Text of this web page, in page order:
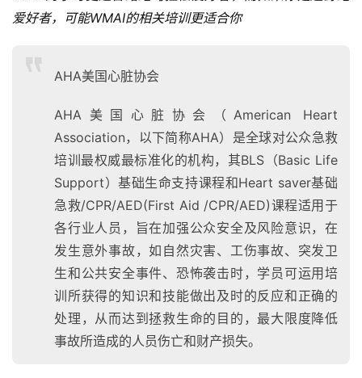
爱好者，可能WMAI的相关培训更适合你
AHA美国心脏协会
AHA美国心脏协会（American Heart
Association，以下简称AHA）是全球对公众急救
培训最权威最标准化的机构，其BLS（Basic Life
Support）基础生命支持课程和Heart saver基础
急救/CPR/AED(First Aid /CPR/AED)课程适用于
各行业人员，旨在加强公众安全及风险意识，在
发生意外事故，如自然灾害、工伤事故、突发卫
生和公共安全事件、恐怖袭击时，学员可运用培
训所获得的知识和技能做出及时的反应和正确的
处理，从而达到拯救生命的目的，最大限度降低
事故所造成的人员伤亡和财产损失。